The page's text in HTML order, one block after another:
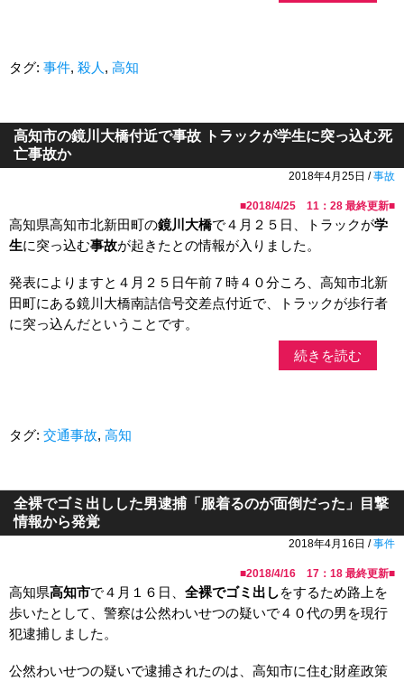
タグ: 事件, 殺人 , 高知
高知市の鏡川大橋付近で事故 トラックが学生に突っ込む死
亡事故か
2018年4月25日 /事故
■2018/4/25 11：28 最終更新■
高知県高知市北新田町の鏡川大橋で４月２５日、トラックが学
生に突っ込む事故が起きたとの情報が入りました。
発表によりますと４月２５日午前７時４０分ころ、高知市北新
田町にある鏡川大橋南詰信号交差点付近で、トラックが歩行者
に突っ込んだということです。
続きを読む
タグ: 交通事故, 高知
全裸でゴミ出しした男逮捕「服着るのが面倒だった」目撃
情報から発覚
2018年4月16日 /事件
■2018/4/16 17：18 最終更新■
高知県高知市で４月１６日、 全裸でゴミ出しをするため路上を
歩いたとして、警察は公然わいせつの疑いで４０代の男を現行
犯逮捕しました。
公然わいせつの疑いで逮捕されたのは、高知市に住む財産政策